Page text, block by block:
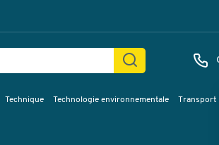
Technique Technologie environnementale Transport